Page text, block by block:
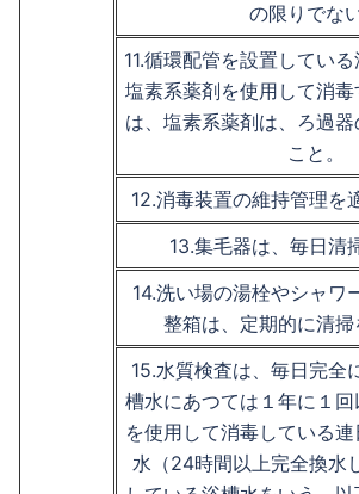
の限りでない
11.循環配管を設置している
塩素系薬剤を使用して消
は、塩素系薬剤は、ろ過
こと。
12.消毒装置の維持管理を
13.集毛器は、毎日清
14.洗い場の湯栓やシャワ
整箱は、定期的に清掃
15.水質検査は、毎日完全
槽水にあつては１年に１
を使用して消毒している
水（24時間以上完全換水